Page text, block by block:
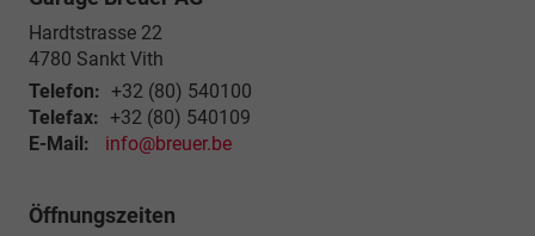
Hardtstrasse 22
4780 Sankt Vith
Telefon: +32 (80) 540100
Telefax: +32 (80) 540109
E-Mail:
info@breuer.be
Öffnungszeiten